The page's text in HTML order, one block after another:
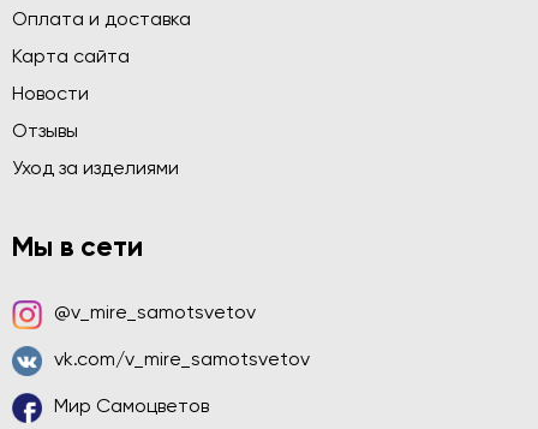
Оплата и доставка
Карта сайта
Новости
Отзывы
Уход за изделиями
Мы в сети
@v_mire_samotsvetov
vk.com/v_mire_samotsvetov
Мир Самоцветов